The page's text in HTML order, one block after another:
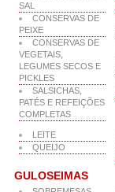
SAL
CONSERVAS DE
PEIXE
CONSERVAS DE
VEGETAIS,
LEGUMES SECOS E
PICKLES
SALSICHAS,
PATÉS E REFEIÇÕES
COMPLETAS
LEITE
QUEIJO
GULOSEIMAS